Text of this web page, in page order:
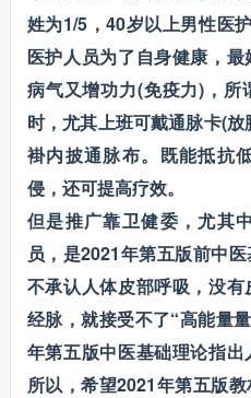
姓为1/5，40岁以上男性医
医护人员为了自身健康，
病气又增功力(免疫力)，所
时，尤其上班可戴通脉卡(
褂内披通脉布。既能抵抗
侵，还可提高疗效。
但是推广靠卫健委，尤其
员，是2021年第五版前中
不承认人体皮部呼吸，没
经脉，就接受不了“高能量
年第五版中医基础理论指出
所以，希望2021年第五版